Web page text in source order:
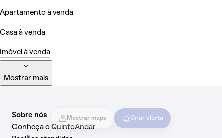
Mostrar mapa Criar alerta
Apartamento à venda
Casa à venda
Imóvel à venda
Mostrar mais
Sobre nós
Conheça o QuintoAndar